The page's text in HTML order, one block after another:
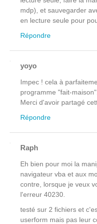
mdp), et sauvegarder
en lecture seule pour
Répondre
yoyo
Impec ! cela à
programme "fait-maison".
Merci d'avoir partagé
Répondre
Raph
Eh bien pour moi la
navigateur vba et aux
contre, lorsque je veux
l'erreur 40230.
testé sur 2 fichiers et
userform mais pas leur